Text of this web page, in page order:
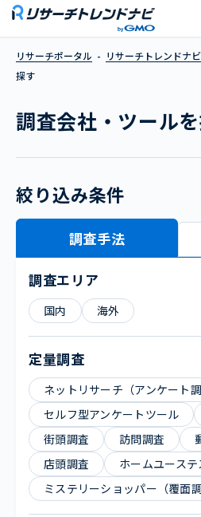
株式
リサーチポータル リサーチトレンドナ
探す
調査会社・ツール
絞り込み条件
調査手法
調査エリア
国内 海外
定量調査
ネットリサーチ（アンケート調
セルフ型アンケートツール
街頭調査
訪問調査
店頭調査
ホームユーステ
ミステリーショッパー（覆面調